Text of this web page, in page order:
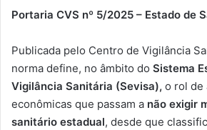
Portaria CVS nº 5/2025 – Estado de
Publicada pelo Centro de Vigilância
norma define, no âmbito do Sistema
Vigilância Sanitária (Sevisa), o rol de
econômicas que passam a não exigir
sanitário estadual, desde que